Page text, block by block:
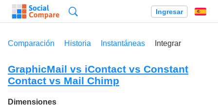
Ingresar
Comparación Historia Instantáneas Integrar
GraphicMail vs iContact vs Constant
Contact vs Mail Chimp
Dimensiones